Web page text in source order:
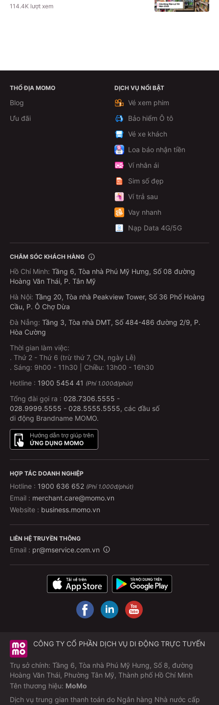
114.4K lượt xem
Xem chi tiết
THỔ ĐỊA MOMO
Blog
Ưu đãi
DỊCH VỤ NỔI BẬT
Vé xem phim
Bảo hiểm Ô tô
Vé xe khách
Loa báo nhận tiền
Ví nhân ái
Sim số đẹp
Ví trả sau
Vay nhanh
Nạp Data 4G/5G
CHĂM SÓC KHÁCH HÀNG
Hồ Chí Minh: Tầng 6, Tòa nhà Phú Mỹ Hưng, Số 08 đường
Hoàng Văn Thái, P. Tân Mỹ
Hà Nội: Tầng 20, Tòa nhà Peakview Tower, Số 36 Phố Hoàng
Cầu, P. Ô Chợ Dừa
Đà Nẵng: Tầng 3, Tòa nhà DMT, Số 484-486 đường 2/9, P.
Hòa Cường
Thời gian làm việc:
. Thứ 2 - Thứ 6 (trừ thứ 7, CN, ngày Lễ)
. Sáng: 9h00 - 11h30 | Chiều: 13h00 - 16h30
Hotline : 1900 5454 41 (Phí 1.000đ/phút)
Tổng đài gọi ra : 028.7306.5555 -
028.9999.5555 - 028.5555.5555, các đầu số
di động Brandname MOMO.
Hướng dẫn trợ giúp trên
ỨNG DỤNG MOMO
HỢP TÁC DOANH NGHIỆP
Hotline : 1900 636 652 (Phí 1.000đ/phút)
Email : merchant.care@momo.vn
Website : business.momo.vn
LIÊN HỆ TRUYỀN THÔNG
Email : pr@mservice.com.vn
CÔNG TY CỔ PHẦN DỊCH VỤ DI ĐỘNG TRỰC TUYẾN
Trụ sở chính: Tầng 6, Tòa nhà Phú Mỹ Hưng, Số 8, đường
Hoàng Văn Thái, Phường Tân Mỹ, Thành phố Hồ Chí Minh
Tên thương hiệu: MoMo
Dịch vụ trung gian thanh toán do Ngân hàng Nhà nước cấp